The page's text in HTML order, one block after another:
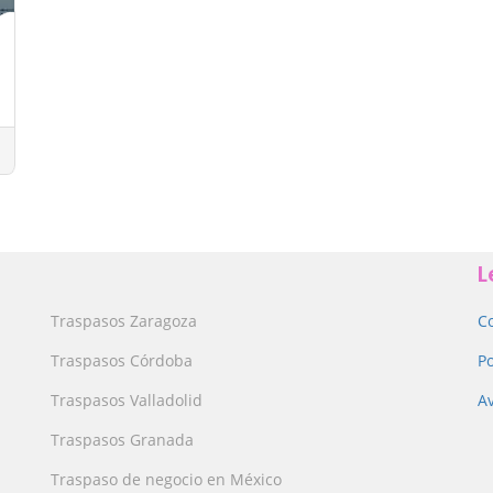
Traspasos Zaragoza
Traspasos Córdoba
Traspasos Valladolid
Traspasos Granada
Traspaso de negocio en México